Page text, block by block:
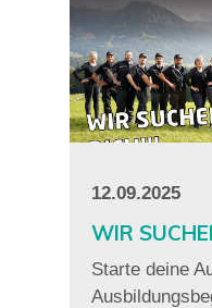
12.09.2025
WIR
Starte deine